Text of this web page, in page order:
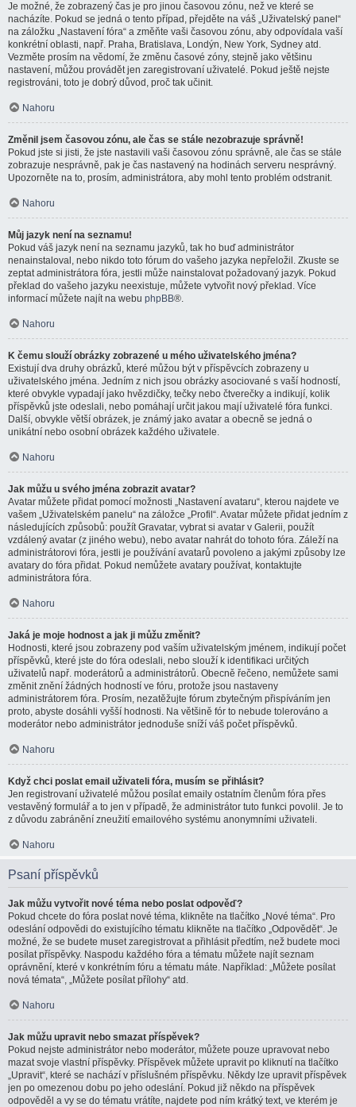
Je možné, že zobrazený čas je pro jinou časovou zónu, než ve které se
nacházíte. Pokud se jedná o tento případ, přejděte na váš „Uživatelský panel“
na záložku „Nastavení fóra“ a změňte vaši časovou zónu, aby odpovídala vaší
konkrétní oblasti, např. Praha, Bratislava, Londýn, New York, Sydney atd.
Vezměte prosím na vědomí, že změnu časové zóny, stejně jako většinu
nastavení, můžou provádět jen zaregistrovaní uživatelé. Pokud ještě nejste
registrováni, toto je dobrý důvod, proč tak učinit.
Nahoru
Změnil jsem časovou zónu, ale čas se stále nezobrazuje správně!
Pokud jste si jisti, že jste nastavili vaši časovou zónu správně, ale čas se stále
zobrazuje nesprávně, pak je čas nastavený na hodinách serveru nesprávný.
Upozorněte na to, prosím, administrátora, aby mohl tento problém odstranit.
Nahoru
Můj jazyk není na seznamu!
Pokud váš jazyk není na seznamu jazyků, tak ho buď administrátor
nenainstaloval, nebo nikdo toto fórum do vašeho jazyka nepřeložil. Zkuste se
zeptat administrátora fóra, jestli může nainstalovat požadovaný jazyk. Pokud
překlad do vašeho jazyku neexistuje, můžete vytvořit nový překlad. Více
informací můžete najít na webu phpBB®.
Nahoru
K čemu slouží obrázky zobrazené u mého uživatelského jména?
Existují dva druhy obrázků, které můžou být v příspěvcích zobrazeny u
uživatelského jména. Jedním z nich jsou obrázky asociované s vaší hodností,
které obvykle vypadají jako hvězdičky, tečky nebo čtverečky a indikují, kolik
příspěvků jste odeslali, nebo pomáhají určit jakou mají uživatelé fóra funkci.
Další, obvykle větší obrázek, je známý jako avatar a obecně se jedná o
unikátní nebo osobní obrázek každého uživatele.
Nahoru
Jak můžu u svého jména zobrazit avatar?
Avatar můžete přidat pomocí možnosti „Nastavení avataru“, kterou najdete ve
vašem „Uživatelském panelu“ na záložce „Profil“. Avatar můžete přidat jedním z
následujících způsobů: použít Gravatar, vybrat si avatar v Galerii, použít
vzdálený avatar (z jiného webu), nebo avatar nahrát do tohoto fóra. Záleží na
administrátorovi fóra, jestli je používání avatarů povoleno a jakými způsoby lze
avatary do fóra přidat. Pokud nemůžete avatary používat, kontaktujte
administrátora fóra.
Nahoru
Jaká je moje hodnost a jak ji můžu změnit?
Hodnosti, které jsou zobrazeny pod vaším uživatelským jménem, indikují počet
příspěvků, které jste do fóra odeslali, nebo slouží k identifikaci určitých
uživatelů např. moderátorů a administrátorů. Obecně řečeno, nemůžete sami
změnit znění žádných hodností ve fóru, protože jsou nastaveny
administrátorem fóra. Prosím, nezatěžujte fórum zbytečným přispíváním jen
proto, abyste dosáhli vyšší hodnosti. Na většině fór to nebude tolerováno a
moderátor nebo administrátor jednoduše sníží váš počet příspěvků.
Nahoru
Když chci poslat email uživateli fóra, musím se přihlásit?
Jen registrovaní uživatelé můžou posílat emaily ostatním členům fóra přes
vestavěný formulář a to jen v případě, že administrátor tuto funkci povolil. Je to
z důvodu zabránění zneužití emailového systému anonymními uživateli.
Nahoru
Psaní příspěvků
Jak můžu vytvořit nové téma nebo poslat odpověď?
Pokud chcete do fóra poslat nové téma, klikněte na tlačítko „Nové téma“. Pro
odeslání odpovědi do existujícího tématu klikněte na tlačítko „Odpovědět“. Je
možné, že se budete muset zaregistrovat a přihlásit předtím, než budete moci
posílat příspěvky. Naspodu každého fóra a tématu můžete najít seznam
oprávnění, které v konkrétním fóru a tématu máte. Například: „Můžete posílat
nová témata“, „Můžete posílat přílohy“ atd.
Nahoru
Jak můžu upravit nebo smazat příspěvek?
Pokud nejste administrátor nebo moderátor, můžete pouze upravovat nebo
mazat svoje vlastní příspěvky. Příspěvek můžete upravit po kliknutí na tlačítko
„Upravit“, které se nachází v příslušném příspěvku. Někdy lze upravit příspěvek
jen po omezenou dobu po jeho odeslání. Pokud již někdo na příspěvek
odpověděl a vy se do tématu vrátíte, najdete pod ním krátký text, ve kterém je